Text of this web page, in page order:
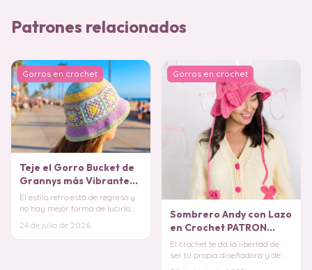
Patrones relacionados
Gorros en crochet
Teje el Gorro Bucket de
Grannys más Vibrante
(Patrón Gratis)
El estilo retro está de regreso y
no hay mejor forma de lucirlo
color
24 de julio de 2026
Gorros en crochet
Sombrero Andy con Lazo
en Crochet PATRON
GRATIS
El crochet te da la libertad de
ser tu propia diseñadora y de